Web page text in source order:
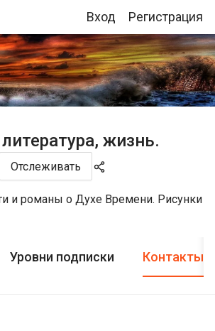
Вход Регистрация
жизнь.
Отслеживать
и романы о Духе Времени. Рисунки
Уровни подписки Контакты